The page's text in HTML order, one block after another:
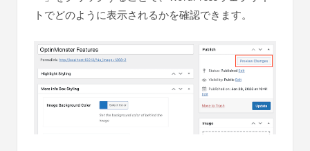
トでどのように表示されるかを確認できます。